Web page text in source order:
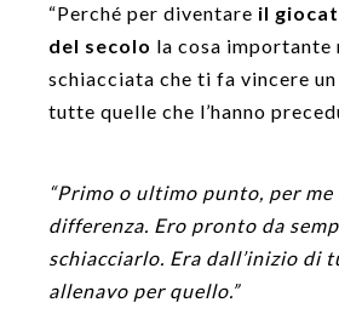
“Perché per diventare il
del secolo la cosa importante
schiacciata che ti fa vincere
tutte quelle che l’hanno
“Primo o ultimo punto, per me
differenza. Ero pronto da
schiacciarlo. Era dall’inizio di
allenavo per quello.”